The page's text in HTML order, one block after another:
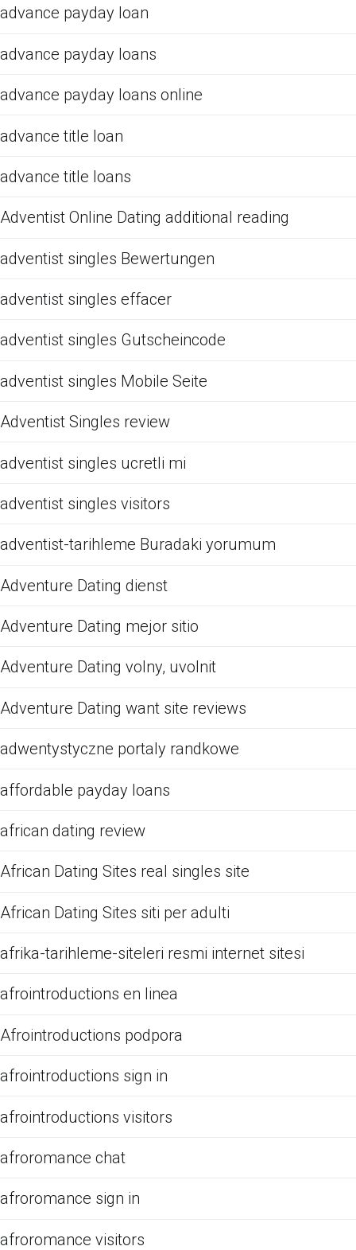
advance payday loan
advance payday loans
advance payday loans online
advance title loan
advance title loans
Adventist Online Dating additional reading
adventist singles Bewertungen
adventist singles effacer
adventist singles Gutscheincode
adventist singles Mobile Seite
Adventist Singles review
adventist singles ucretli mi
adventist singles visitors
adventist-tarihleme Buradaki yorumum
Adventure Dating dienst
Adventure Dating mejor sitio
Adventure Dating volny, uvolnit
Adventure Dating want site reviews
adwentystyczne portaly randkowe
affordable payday loans
african dating review
African Dating Sites real singles site
African Dating Sites siti per adulti
afrika-tarihleme-siteleri resmi internet sitesi
afrointroductions en linea
Afrointroductions podpora
afrointroductions sign in
afrointroductions visitors
afroromance chat
afroromance sign in
afroromance visitors